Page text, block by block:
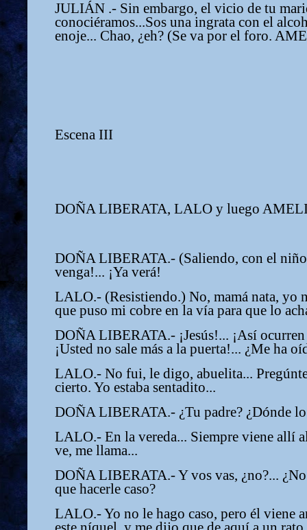
JULIÁN .- Sin embargo, el vicio de tu
conociéramos...Sos una ingrata con el
enoje... Chao, ¿eh? (Se va por el foro.
Escena III
DOÑA LIBERATA, LALO y luego
DOÑA LIBERATA.- (Saliendo, con el niño
venga!... ¡Ya verá!
LALO.- (Resistiendo.) No, mamá nata, yo
que puso mi cobre en la vía para que lo
DOÑA LIBERATA.- ¡Jesús!... ¡Así
¡Usted no sale más a la puerta!... ¿Me ha
LALO.- No fui, le digo, abuelita...
cierto. Yo estaba sentadito...
DOÑA LIBERATA.- ¿Tu padre? ¿Dónde
LALO.- En la vereda... Siempre viene allí
ve, me llama...
DOÑA LIBERATA.- Y vos vas, ¿no?...
que hacerle caso?
LALO.- Yo no le hago caso, pero él viene